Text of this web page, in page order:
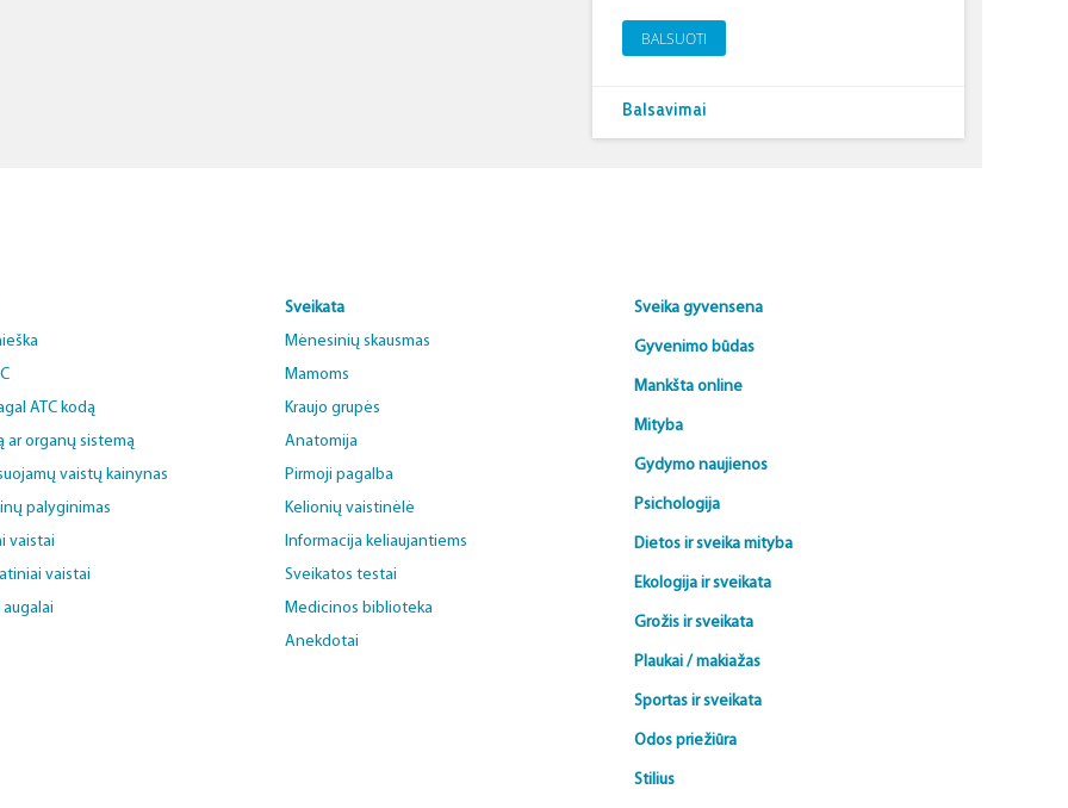
BALSUOTI
Balsavimai
ATC kodą
ar organų sistemą
vaistų kainynas
palyginimas
vaistai
vaistai
Sveikata
Mėnesinių skausmas
Mamoms
Kraujo grupės
Anatomija
Pirmoji pagalba
Kelionių vaistinėlė
Informacija keliaujantiems
Sveikatos testai
Medicinos biblioteka
Anekdotai
Sveika gyvensena
Gyvenimo būdas
Mankšta online
Mityba
Gydymo naujienos
Psichologija
Dietos ir sveika mityba
Ekologija ir sveikata
Grožis ir sveikata
Plaukai / makiažas
Sportas ir sveikata
Odos priežiūra
Stilius